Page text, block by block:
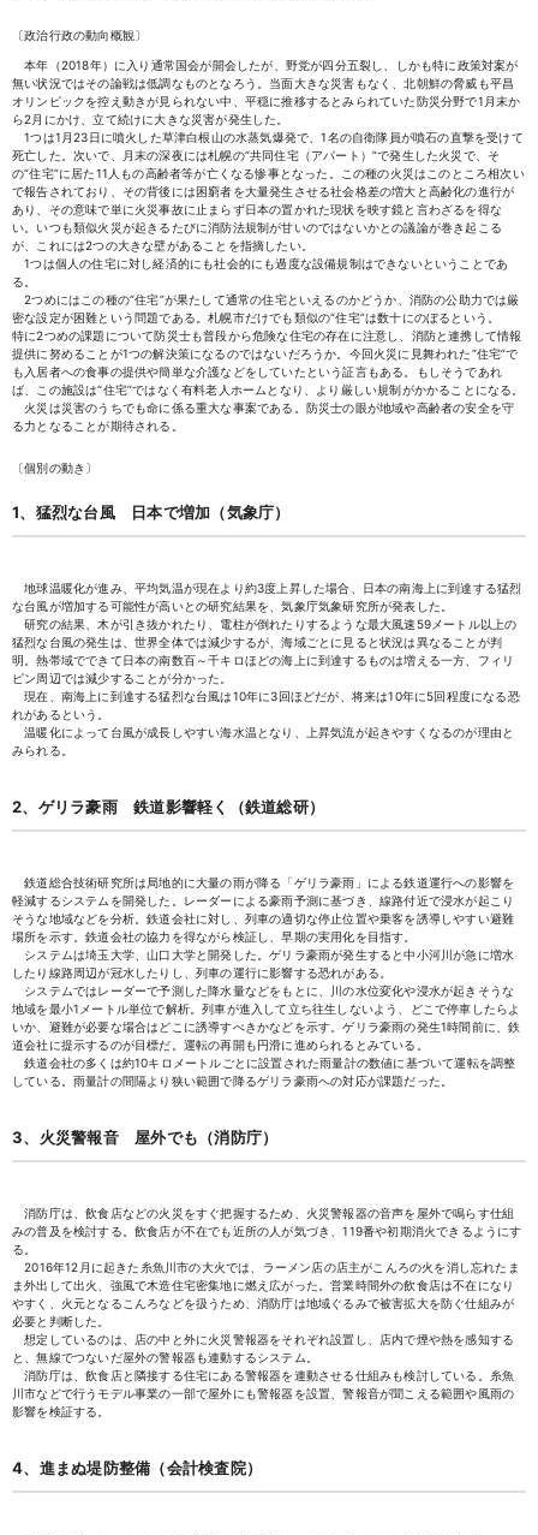
〔政治行政の動向概観〕
本年（2018年）に入り通常国会が開会したが、野党が四分五裂し、しかも特に政策対案が
無い状況ではその論戦は低調なものとなろう。当面大きな災害もなく、北朝鮮の脅威も平昌
オリンピックを控え動きが見られない中、平穏に推移するとみられていた防災分野で1月末か
ら2月にかけ、立て続けに大きな災害が発生した。
1つは1月23日に噴火した草津白根山の水蒸気爆発で、1名の自衛隊員が噴石の直撃を受けて
死亡した。次いで、月末の深夜には札幌の“共同住宅（アパート）”で発生した火災で、そ
の“住宅”に居た11人もの高齢者等が亡くなる惨事となった。この種の火災はこのところ相次い
で報告されており、その背後には困窮者を大量発生させる社会格差の増大と高齢化の進行が
あり、その意味で単に火災事故に止まらず日本の置かれた現状を映す鏡と言わざるを得な
い。いつも類似火災が起きるたびに消防法規制が甘いのではないかとの議論が巻き起こる
が、これには2つの大きな壁があることを指摘したい。
1つは個人の住宅に対し経済的にも社会的にも過度な設備規制はできないということであ
る。
2つめにはこの種の“住宅”が果たして通常の住宅といえるのかどうか、消防の公助力では厳
密な設定が困難という問題である。札幌市だけでも類似の“住宅”は数十にのぼるという。
特に2つめの課題について防災士も普段から危険な住宅の存在に注意し、消防と連携して情報
提供に努めることが1つの解決策になるのではないだろうか。今回火災に見舞われた“住宅”で
も入居者への食事の提供や簡単な介護などをしていたという証言もある。もしそうであれ
ば、この施設は“住宅”ではなく有料老人ホームとなり、より厳しい規制がかかることになる。
火災は災害のうちでも命に係る重大な事案である。防災士の眼が地域や高齢者の安全を守
る力となることが期待される。
〔個別の動き〕
1、猛烈な台風 日本で増加（気象庁）
地球温暖化が進み、平均気温が現在より約3度上昇した場合、日本の南海上に到達する猛烈
な台風が増加する可能性が高いとの研究結果を、気象庁気象研究所が発表した。
研究の結果、木が引き抜かれたり、電柱が倒れたりするような最大風速59メートル以上の
猛烈な台風の発生は、世界全体では減少するが、海域ごとに見ると状況は異なることが判
明。熱帯域でできて日本の南数百～千キロほどの海上に到達するものは増える一方、フィリ
ピン周辺では減少することが分かった。
現在、南海上に到達する猛烈な台風は10年に3回ほどだが、将来は10年に5回程度になる恐
れがあるという。
温暖化によって台風が成長しやすい海水温となり、上昇気流が起きやすくなるのが理由と
みられる。
2、ゲリラ豪雨 鉄道影響軽く（鉄道総研）
鉄道総合技術研究所は局地的に大量の雨が降る「ゲリラ豪雨」による鉄道運行への影響を
軽減するシステムを開発した。レーダーによる豪雨予測に基づき、線路付近で浸水が起こり
そうな地域などを分析。鉄道会社に対し、列車の適切な停止位置や乗客を誘導しやすい避難
場所を示す。鉄道会社の協力を得ながら検証し、早期の実用化を目指す。
システムは埼玉大学、山口大学と開発した。ゲリラ豪雨が発生すると中小河川が急に増水
したり線路周辺が冠水したりし、列車の運行に影響する恐れがある。
システムではレーダーで予測した降水量などをもとに、川の水位変化や浸水が起きそうな
地域を最小1メートル単位で解析。列車が進入して立ち往生しないよう、どこで停車したらよ
いか、避難が必要な場合はどこに誘導すべきかなどを示す。ゲリラ豪雨の発生1時間前に、鉄
道会社に提示するのが目標だ。運転の再開も円滑に進められるとみている。
鉄道会社の多くは約10キロメートルごとに設置された雨量計の数値に基づいて運転を調整
している。雨量計の間隔より狭い範囲で降るゲリラ豪雨への対応が課題だった。
3、火災警報音 屋外でも（消防庁）
消防庁は、飲食店などの火災をすぐ把握するため、火災警報器の音声を屋外で鳴らす仕組
みの普及を検討する。飲食店が不在でも近所の人が気づき、119番や初期消火できるようにす
る。
2016年12月に起きた糸魚川市の大火では、ラーメン店の店主がこんろの火を消し忘れたま
ま外出して出火、強風で木造住宅密集地に燃え広がった。営業時間外の飲食店は不在になり
やすく、火元となるこんろなどを扱うため、消防庁は地域ぐるみで被害拡大を防ぐ仕組みが
必要と判断した。
想定しているのは、店の中と外に火災警報器をそれぞれ設置し、店内で煙や熱を感知する
と、無線でつないだ屋外の警報器も連動するシステム。
消防庁は、飲食店と隣接する住宅にある警報器を連動させる仕組みも検討している。糸魚
川市などで行うモデル事業の一部で屋外にも警報器を設置、警報音が聞こえる範囲や風雨の
影響を検証する。
4、進まぬ堤防整備（会計検査院）